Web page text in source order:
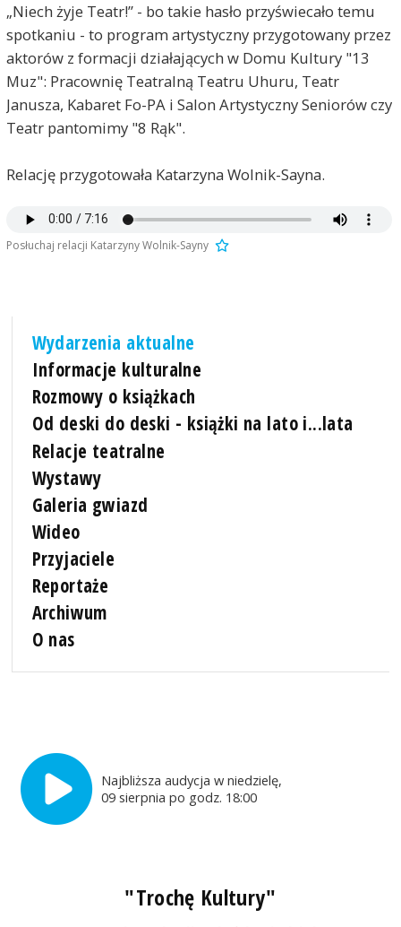
„Niech żyje Teatr!” - bo takie hasło przyświecało temu
spotkaniu - to program artystyczny przygotowany przez
aktorów z formacji działających w Domu Kultury "13
Muz": Pracownię Teatralną Teatru Uhuru, Teatr
Janusza, Kabaret Fo-PA i Salon Artystyczny Seniorów czy
Teatr pantomimy "8 Rąk".
Relację przygotowała Katarzyna Wolnik-Sayna.
Posłuchaj relacji Katarzyny Wolnik-Sayny
Wydarzenia aktualne
Informacje kulturalne
Rozmowy o książkach
Od deski do deski - książki na lato i...lata
Relacje teatralne
Wystawy
Galeria gwiazd
Wideo
Przyjaciele
Reportaże
Archiwum
O nas
Najbliższa audycja w niedzielę,
09 sierpnia po godz. 18:00
"Trochę Kultury"